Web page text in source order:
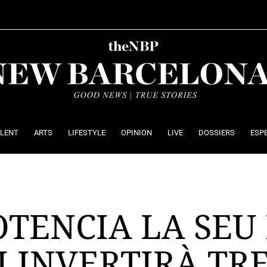
ARTS LIFESTYLE OPINION LIVE DOSSIERS
LA SEU